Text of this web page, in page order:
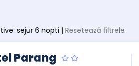
sejur 6 nopti | Resetează filtrele
Parang